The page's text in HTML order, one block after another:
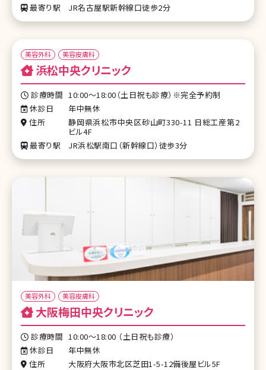
最寄り駅
JR名古屋駅新幹線口徒歩2分
美容外科 美容皮膚科
浜松中央クリニック
診療時間 10:00～18:00（土日祝も診療）※完全予約制
休診日
年中無休
住所
静岡県浜松市中央区砂山町330-11 日総工産第2
ビル4F
最寄り駅
JR浜松駅南口（新幹線口）徒歩3分
美容外科 美容皮膚科
大阪梅田中央クリニック
診療時間 10:00～18:00 （土日祝も診療）
休診日
年中無休
住所
大阪府大阪市北区芝田1-5-12備後屋ビル5F